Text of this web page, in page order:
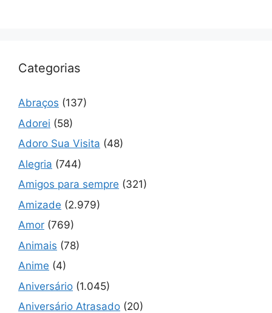
Categorias
Abraços (137)
Adorei (58)
Adoro Sua Visita (48)
Alegria (744)
Amigos para sempre (321)
Amizade (2.979)
Amor (769)
Animais (78)
Anime (4)
Aniversário (1.045)
Aniversário Atrasado (20)